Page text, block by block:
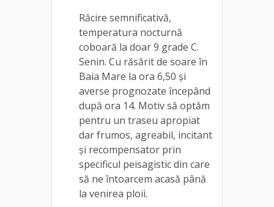
Răcire semnificativă,
temperatura nocturnă
coboară la doar 9 grade C.
Senin. Cu răsărit de soare în
Baia Mare la ora 6,50 și
averse prognozate începând
după ora 14. Motiv să optăm
pentru un traseu apropiat
dar frumos, agreabil, incitant
și recompensator prin
specificul peisagistic din care
să ne întoarcem acasă până
la venirea ploii.